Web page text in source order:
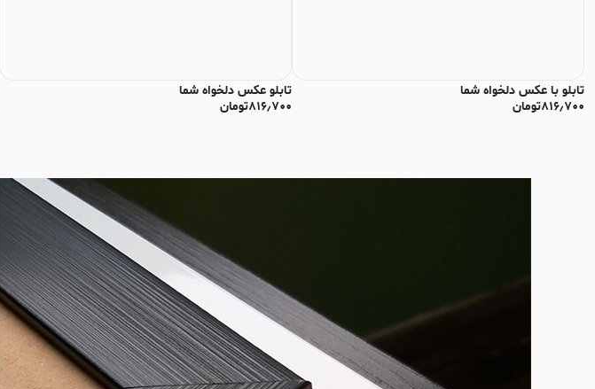
تابلو با عکس دلخواه شما
۸۱۶٫۷۰۰تومان
تابلو عکس دلخواه شما
۸۱۶٫۷۰۰تومان